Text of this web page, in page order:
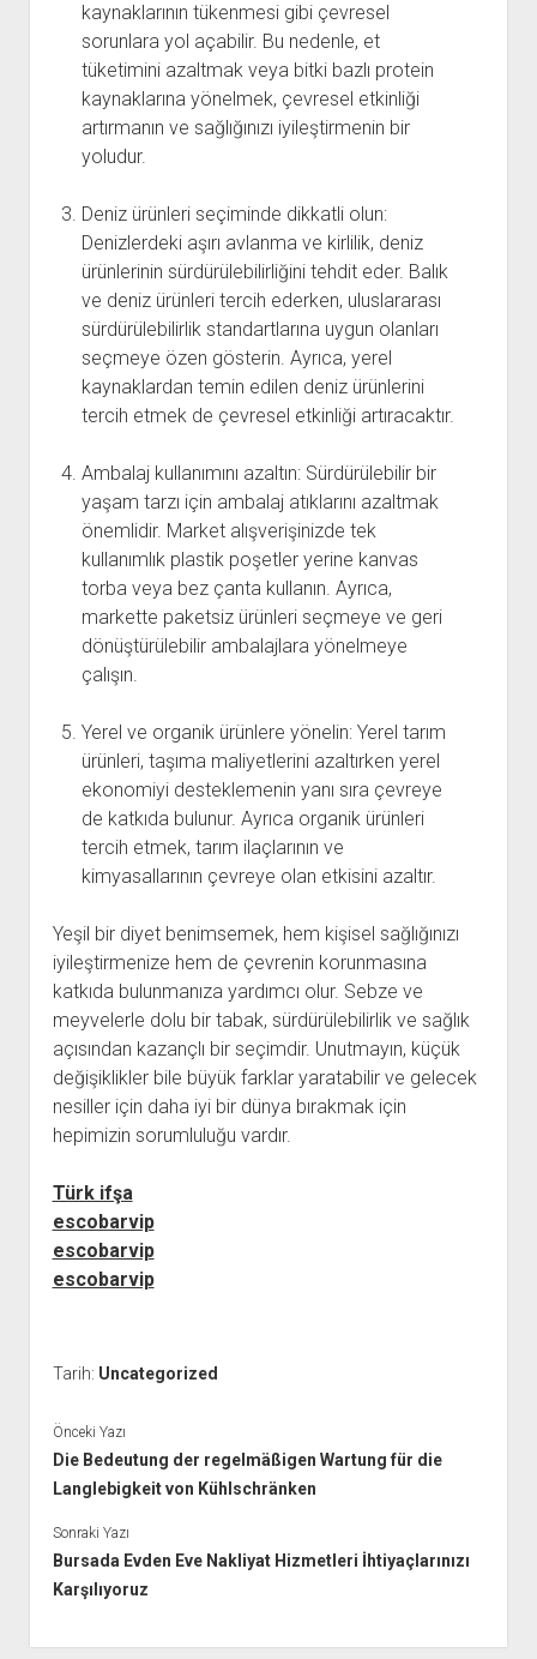
kaynaklarının tükenmesi gibi çevresel
sorunlara yol açabilir. Bu nedenle, et
tüketimini azaltmak veya bitki bazlı protein
kaynaklarına yönelmek, çevresel etkinliği
artırmanın ve sağlığınızı iyileştirmenin bir
yoludur.
Deniz ürünleri seçiminde dikkatli olun:
Denizlerdeki aşırı avlanma ve kirlilik, deniz
ürünlerinin sürdürülebilirliğini tehdit eder. Balık
ve deniz ürünleri tercih ederken, uluslararası
sürdürülebilirlik standartlarına uygun olanları
seçmeye özen gösterin. Ayrıca, yerel
kaynaklardan temin edilen deniz ürünlerini
tercih etmek de çevresel etkinliği artıracaktır.
Ambalaj kullanımını azaltın: Sürdürülebilir bir
yaşam tarzı için ambalaj atıklarını azaltmak
önemlidir. Market alışverişinizde tek
kullanımlık plastik poşetler yerine kanvas
torba veya bez çanta kullanın. Ayrıca,
markette paketsiz ürünleri seçmeye ve geri
dönüştürülebilir ambalajlara yönelmeye
çalışın.
Yerel ve organik ürünlere yönelin: Yerel tarım
ürünleri, taşıma maliyetlerini azaltırken yerel
ekonomiyi desteklemenin yanı sıra çevreye
de katkıda bulunur. Ayrıca organik ürünleri
tercih etmek, tarım ilaçlarının ve
kimyasallarının çevreye olan etkisini azaltır.
Yeşil bir diyet benimsemek, hem kişisel sağlığınızı
iyileştirmenize hem de çevrenin korunmasına
katkıda bulunmanıza yardımcı olur. Sebze ve
meyvelerle dolu bir tabak, sürdürülebilirlik ve sağlık
açısından kazançlı bir seçimdir. Unutmayın, küçük
değişiklikler bile büyük farklar yaratabilir ve gelecek
nesiller için daha iyi bir dünya bırakmak için
hepimizin sorumluluğu vardır.
Türk ifşa
escobarvip
escobarvip
escobarvip
Tarih: Uncategorized
Önceki Yazı
Die Bedeutung der regelmäßigen Wartung für die
Langlebigkeit von Kühlschränken
Sonraki Yazı
Bursada Evden Eve Nakliyat Hizmetleri İhtiyaçlarınızı
Karşılıyoruz